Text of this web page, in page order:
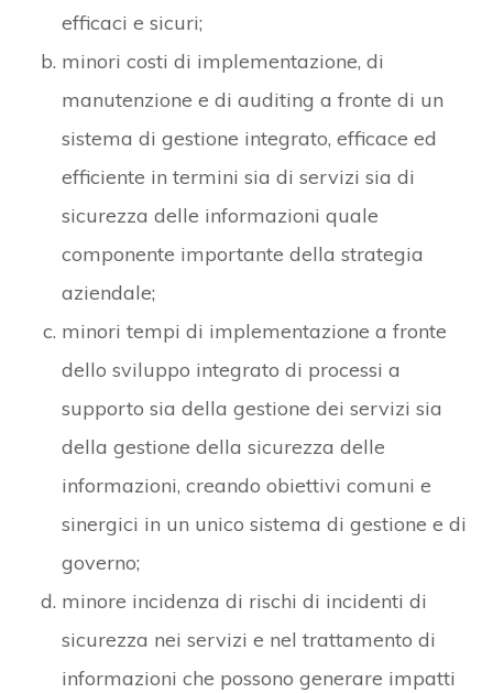
efficaci e sicuri;
minori costi di implementazione, di
manutenzione e di auditing a fronte di un
sistema di gestione integrato, efficace ed
efficiente in termini sia di servizi sia di
sicurezza delle informazioni quale
componente importante della strategia
aziendale;
minori tempi di implementazione a fronte
dello sviluppo integrato di processi a
supporto sia della gestione dei servizi sia
della gestione della sicurezza delle
informazioni, creando obiettivi comuni e
sinergici in un unico sistema di gestione e di
governo;
minore incidenza di rischi di incidenti di
sicurezza nei servizi e nel trattamento di
informazioni che possono generare impatti